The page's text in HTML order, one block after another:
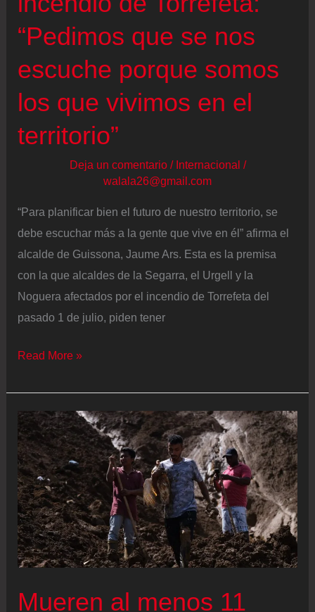
“Pedimos que se nos
escuche porque somos
los que vivimos en el
territorio”
Deja un comentario / Internacional /
walala26@gmail.com
“Para planificar bien el futuro de nuestro territorio, se
debe escuchar más a la gente que vive en él” afirma el
alcalde de Guissona, Jaume Ars. Esta es la premisa
con la que alcaldes de la Segarra, el Urgell y la
Noguera afectados por el incendio de Torrefeta del
pasado 1 de julio, piden tener
Los
del
incendio
de
Torrefeta:
“Pedimos
que
se
nos
escuche
somos
Read More »
Mueren al menos 11